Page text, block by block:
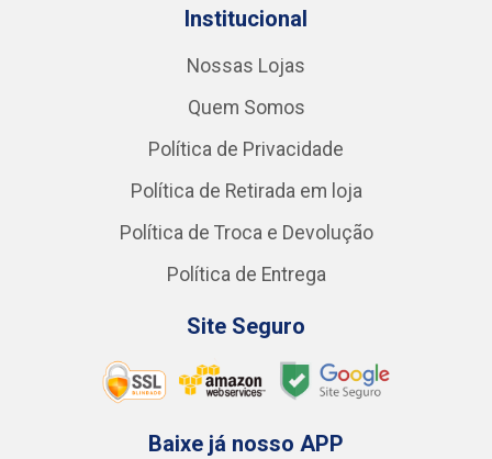
Institucional
Nossas Lojas
Quem Somos
Política de Privacidade
Política de Retirada em loja
Política de Troca e Devolução
Política de Entrega
Site Seguro
Baixe já nosso APP